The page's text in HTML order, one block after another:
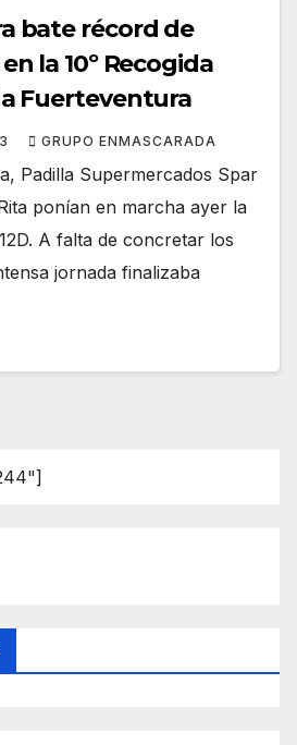
bate récord de
la 10º Recogida
Fuerteventura
GRUPO ENMASCARADA
Padilla Supermercados Spar
ponían en marcha ayer la
A falta de concretar los
jornada finalizaba